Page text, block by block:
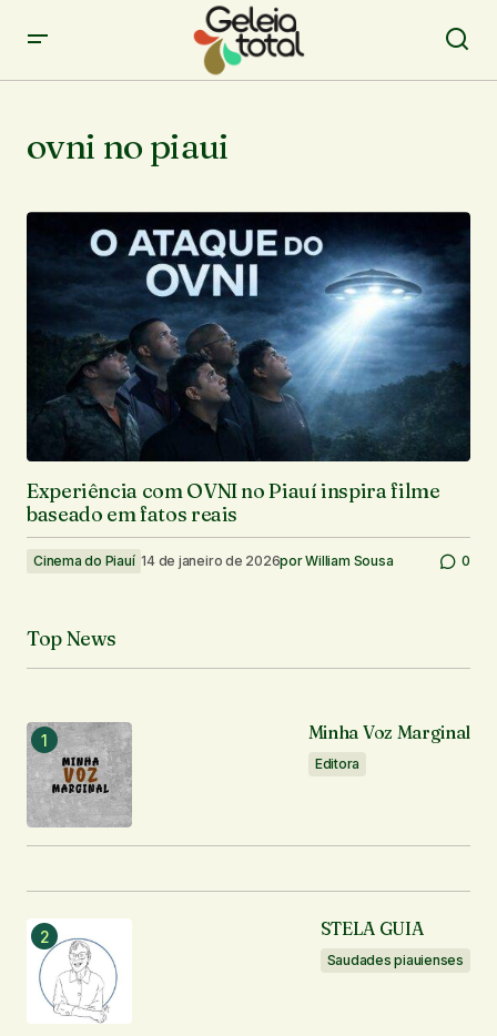
ovni no piaui
Experiência com OVNI no Piauí inspira filme
baseado em fatos reais
Cinema do Piauí 14 de janeiro de 2026porWilliam Sousa 0
Top News
Minha Voz Marginal
Editora
STELA GUIA
Saudades piauienses